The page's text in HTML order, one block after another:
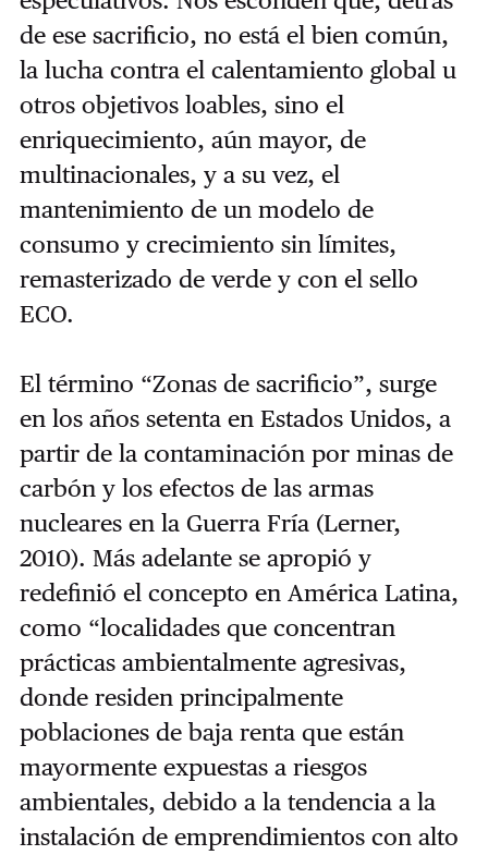
de ese sacrificio, no está el bien común,
la lucha contra el calentamiento global u
otros objetivos loables, sino el
enriquecimiento, aún mayor, de
multinacionales, y a su vez, el
mantenimiento de un modelo de
consumo y crecimiento sin límites,
remasterizado de verde y con el sello
ECO.
El término “Zonas de sacrificio”, surge
en los años setenta en Estados Unidos, a
partir de la contaminación por minas de
carbón y los efectos de las armas
nucleares en la Guerra Fría (Lerner,
2010). Más adelante se apropió y
redefinió el concepto en América Latina,
como “localidades que concentran
prácticas ambientalmente agresivas,
donde residen principalmente
poblaciones de baja renta que están
mayormente expuestas a riesgos
ambientales, debido a la tendencia a la
instalación de emprendimientos con alto